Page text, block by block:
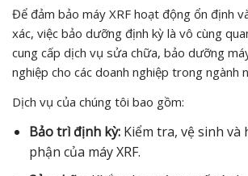
Để đảm bảo máy XRF hoạt động ổn định
xác, việc bảo dưỡng định kỳ là vô cùng
cung cấp dịch vụ sửa chữa, bảo dưỡng
nghiệp cho các doanh nghiệp trong ngành
Dịch vụ của chúng tôi bao gồm:
Bảo trì định kỳ:Kiểm tra, vệ sinh và
phận của máy XRF.